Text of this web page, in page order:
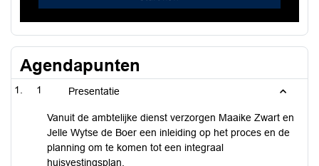
Agendapunten
1 Presentatie
Vanuit de ambtelijke dienst verzorgen Maaike Zwart en
Jelle Wytse de Boer een inleiding op het proces en de
planning om te komen tot een integraal
huisvestingsplan.